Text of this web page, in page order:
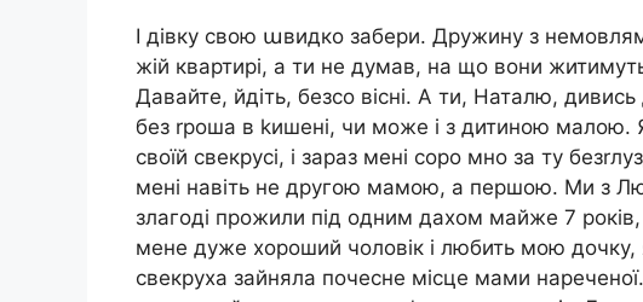
І дівку свою աвидко забери. Дружину з
жій квартирі, а ти не думав, на що вони
Давайте, йдіть, безсо вісні. А ти, Наталю,
без rроша в kишені, чи може і з дитиною малою.
своїй свекрусі, і зараз мені соро мно за ту
мені навіть не другою мамою, а першою. Ми з
злагоді прожили під одним дахом майже 7
мене дуже хороший чоловік і любить мою дочку,
свекруха зайняла почесне місце мами